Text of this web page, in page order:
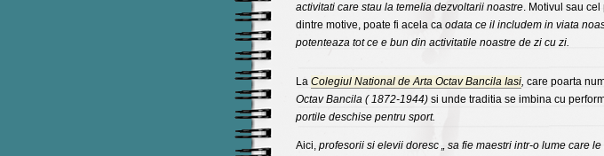
activitati care stau la temelia dezvoltarii noastre. Motivul sau cel
dintre motive, poate fi acela ca odata ce il includem in viata
potenteaza tot ce e bun din activitatile noastre de zi cu zi.
La Colegiul National de Arta Octav Bancila Iasi, care poarta
Octav Bancila ( 1872-1944)si unde traditia se imbina cu
portile deschise pentru sport.
Aici, profesorii si elevii doresc „ sa fie maestri intr-o lume care le